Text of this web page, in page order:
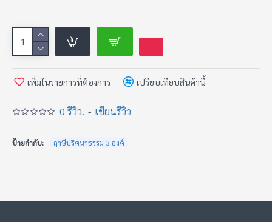
ไม่ได้หมายถึงไม่ได้ยิน
แต่หมายถึง...
อย่ารับทุกคำพูดเข้ามาเป็นทุกข์
• ปิดตา
แต่หมายถึง...
0 รีวิว. - เขียนรีวิว
เพิ่มในรายการที่ต้องการ เปรียบเทียบสินค้านี้
ป้ายกำกับ: ฤาษีปริศนาธรรม 3 องค์